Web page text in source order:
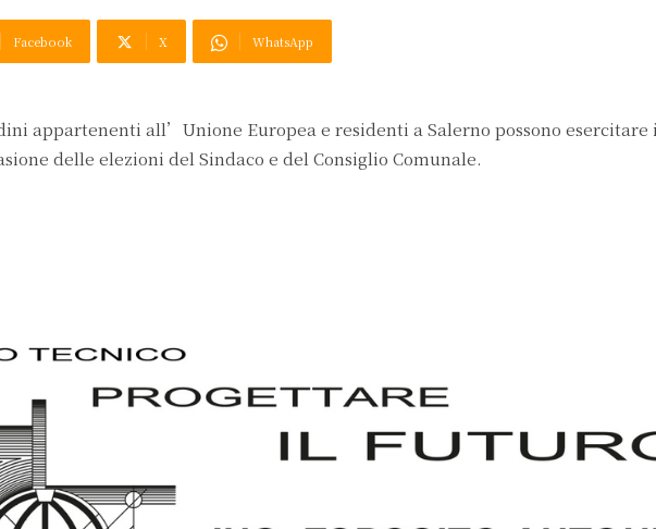
Facebook X WhatsApp
appartenenti all’Unione Europea e residenti a Salerno possono
delle elezioni del Sindaco e del Consiglio Comunale.